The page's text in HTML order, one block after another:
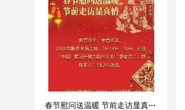
春节慰问送温暖 节前走访显真···